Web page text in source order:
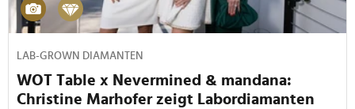
LAB-GROWN DIAMANTEN
WOT Table x Nevermined & mandana:
Christine Marhofer zeigt Labordiamanten